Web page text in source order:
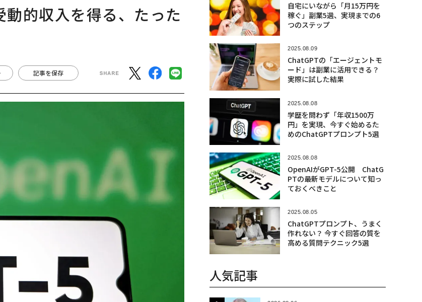
的収入を得る、たった
記事を保存
自宅にいながら「月15万円を
稼ぐ」副業5選、実現までの6
つのステップ
2025.08.09
ChatGPTの「エージェントモ
ード」は副業に活用できる？
実際に試した結果
2025.08.08
学歴を問わず「年収1500万
円」を実現、今すぐ始めるた
めのChatGPTプロンプト5選
2025.08.08
OpenAIがGPT-5公開 ChatG
PTの最新モデルについて知っ
ておくべきこと
2025.08.05
ChatGPTプロンプト、うまく
作れない？ 今すぐ回答の質を
高める質問テクニック5選
人気記事